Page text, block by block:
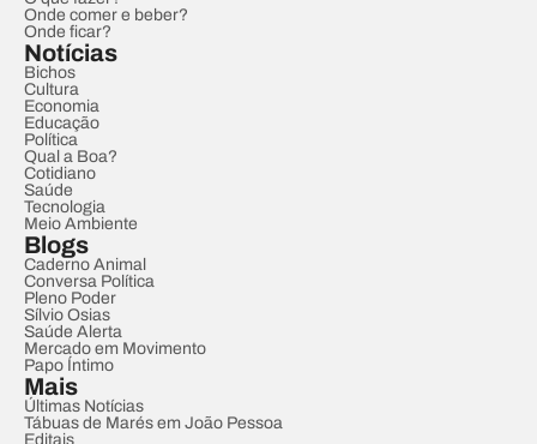
Onde comer e beber?
Onde ficar?
Notícias
Bichos
Cultura
Economia
Educação
Política
Qual a Boa?
Cotidiano
Saúde
Tecnologia
Meio Ambiente
Blogs
Caderno Animal
Conversa Política
Pleno Poder
Sílvio Osias
Saúde Alerta
Mercado em Movimento
Papo Íntimo
Mais
Últimas Notícias
Tábuas de Marés em João Pessoa
Editais